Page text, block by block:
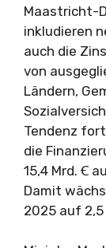
Maastricht-
inkludieren
auch die
von
Ländern,
Tendenz
die
15,4 Mrd. Ꞓ
Damit
2025 auf 2,5